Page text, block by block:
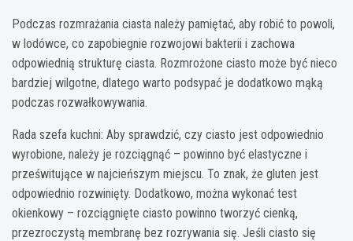
Podczas rozmrażania ciasta należy pamiętać, aby robić to powoli,
w lodówce, co zapobiegnie rozwojowi bakterii i zachowa
odpowiednią strukturę ciasta. Rozmrożone ciasto może być nieco
bardziej wilgotne, dlatego warto podsypać je dodatkowo mąką
podczas rozwałkowywania.
Rada szefa kuchni: Aby sprawdzić, czy ciasto jest odpowiednio
wyrobione, należy je rozciągnąć – powinno być elastyczne i
prześwitujące w najcieńszym miejscu. To znak, że gluten jest
odpowiednio rozwinięty. Dodatkowo, można wykonać test
okienkowy – rozciągnięte ciasto powinno tworzyć cienką,
przezroczystą membranę bez rozrywania się. Jeśli ciasto się